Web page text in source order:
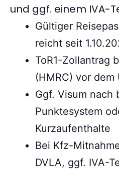
und ggf. einem IVA-
Gültiger
reicht seit
ToR1-Zollantrag
(HMRC) vor
Ggf. Visum nach
Punktesystem
Kurzaufenthalte
Bei Kfz-
DVLA, ggf. IVA-